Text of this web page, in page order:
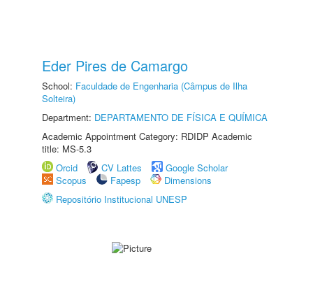
Eder Pires de Camargo
School: Faculdade de Engenharia (Câmpus de Ilha
Solteira)
Department: DEPARTAMENTO DE FÍSICA E QUÍMICA
Academic Appointment Category: RDIDP Academic
title: MS-5.3
Orcid
CV Lattes
Google Scholar
Scopus
Fapesp
Dimensions
Repositório Institucional UNESP